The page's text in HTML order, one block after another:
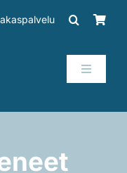
Toggle